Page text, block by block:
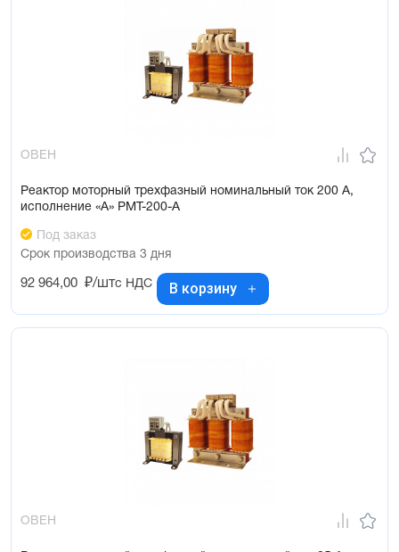
ОВЕН
Реактор моторный трехфазный номинальный ток 200 А,
исполнение «А» РМТ-200-А
Под заказ
Срок производства 3 дня
92 964,00 ₽/штс НДС В корзину
ОВЕН